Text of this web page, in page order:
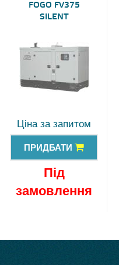
FOGO FV375
SILENT
Ціна за запитом
ПРИДБАТИ
Під
замовлення